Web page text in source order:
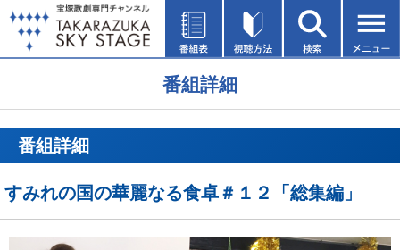
番組詳細
番組詳細
すみれの国の華麗なる食卓＃１２「総集編」